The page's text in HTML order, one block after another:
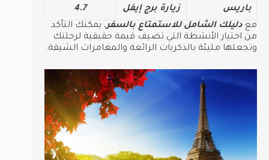
باريس زيارة برج إيفل
4.7
مع دليلك الشامل للاستمتاع بالسفر، يمكنك التأكد
من اختيار الأنشطة التي تضيف قيمة حقيقية لرحلتك
وتجعلها مليئة بالذكريات الرائعة والمغامرات الشيقة.